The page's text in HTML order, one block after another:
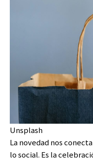
Unsplash
La novedad nos
lo social. Es la